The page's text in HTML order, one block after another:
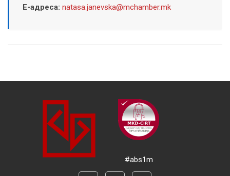
Е-адреса: natasa.janevska@mchamber.mk
#abs1m